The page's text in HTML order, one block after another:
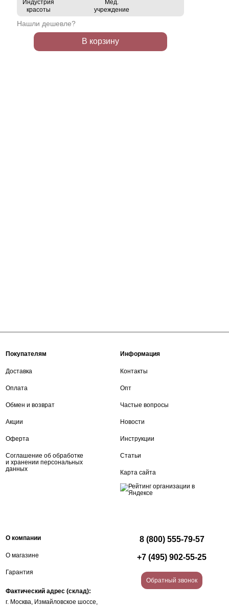
Индустрия
красоты
Мед.
учреждение
Нашли дешевле?
В корзину
Покупателям
Доставка
Оплата
Обмен и возврат
Акции
Оферта
Соглашение об обработке
и хранении персональных
данных
Информация
Контакты
Опт
Частые вопросы
Новости
Инструкции
Статьи
Карта сайта
О компании
О магазине
Гарантия
Фактический адрес (склад):
г. Москва, Измайловское шоссе,
8 (800) 555-79-57
+7 (495) 902-55-25
Обратный звонок